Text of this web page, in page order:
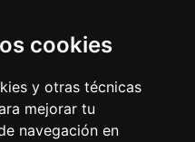
cookies
y otras técnicas
mejorar tu
navegación en